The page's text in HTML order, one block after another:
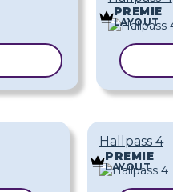
PREMIE
LAYOUT
Hallpass 4
PREMIE
LAYOUT